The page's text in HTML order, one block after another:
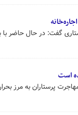
گفت: در حال حاضر
است
پرستاران به مرز